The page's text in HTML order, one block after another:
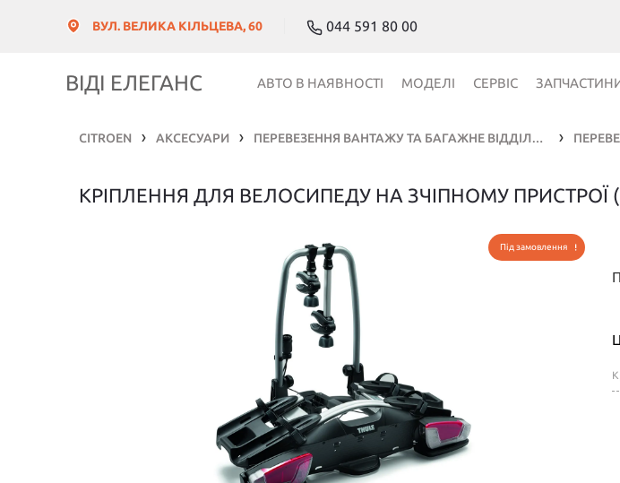
ВУЛ. ВЕЛИКА КІЛЬЦЕВА, 60 044 591 80 00
ВІДІ ЕЛЕГАНС АВТО В НАЯВНОСТІ МОДЕЛІ СЕРВІС
CITROEN ❯ АКСЕСУАРИ ❯ ПЕРЕВЕЗЕННЯ ВАНТАЖУ ТА БАГАЖНЕ ВІДДІЛЕННЯ ❯
КРІПЛЕННЯ ДЛЯ ВЕЛОСИПЕДУ НА ЗЧІПНОМУ
Під замовлення